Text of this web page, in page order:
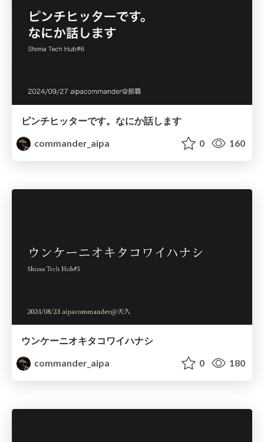
ピンチヒッターです。なにか話します
commander_aipa
0 160
ウンケーニオキタコワイハナシ
commander_aipa
0 180